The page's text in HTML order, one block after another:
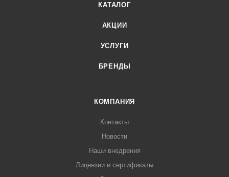
КАТАЛОГ
АКЦИИ
УСЛУГИ
БРЕНДЫ
КОМПАНИЯ
Контакты
Новости
Наши внедрения
Лицензии и сертификаты